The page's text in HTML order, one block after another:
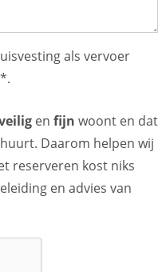
als vervoer
en fijn woont en dat
huurt. Daarom helpen wij
reserveren kost niks
en advies van